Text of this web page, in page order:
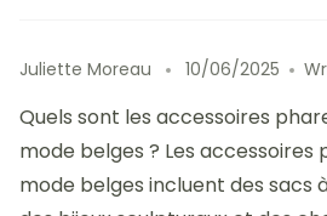
Juliette Moreau 10/06/2025
Quels sont les accessoires
mode belges ? Les accessoires
mode belges incluent des sacs